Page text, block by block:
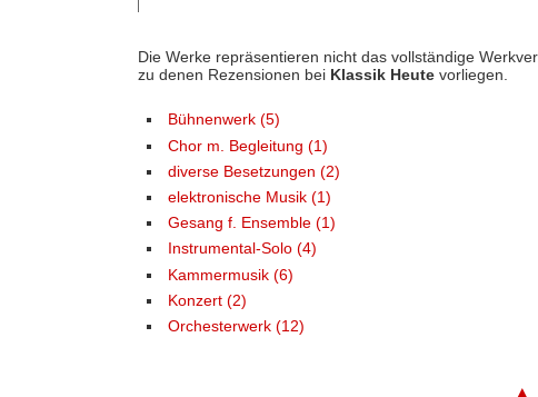
Die Werke repräsentieren nicht das vollständige
zu denen Rezensionen bei Klassik Heutevorliegen.
Bühnenwerk (5)
Chor m. Begleitung (1)
diverse Besetzungen (2)
elektronische Musik (1)
Gesang f. Ensemble (1)
Instrumental-Solo (4)
Kammermusik (6)
Konzert (2)
Orchesterwerk (12)